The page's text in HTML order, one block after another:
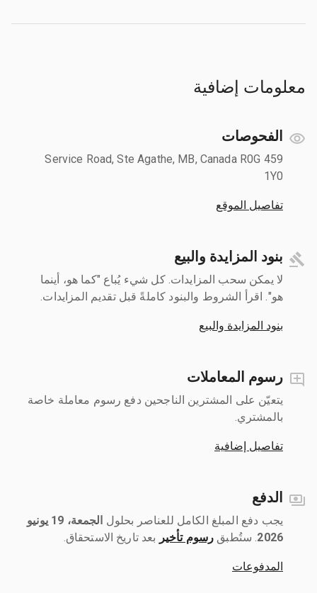
معلومات إضافية
الفحوصات
459 Service Road, Ste Agathe, MB, Canada R0G
1Y0
تفاصيل الموقع
بنود المزايدة والبيع
لا يمكن سحب المزايدات. كل شيء يُباع "كما هو، أينما
هو". اقرأ الشروط والبنود كاملةً قبل تقديم المزايدات.
بنود المزايدة والبيع
رسوم المعاملات
يتعيّن على المشترين الناجحين دفع رسوم معاملة خاصة
بالمشتري.
تفاصيل إضافية
الدفع
يجب دفع المبلغ الكامل للعناصر بحلول ‎
الجمعة، 19 يونيو
2026
رسوم تأخير بعد تاريخ الاستحقاق.
المدفوعات